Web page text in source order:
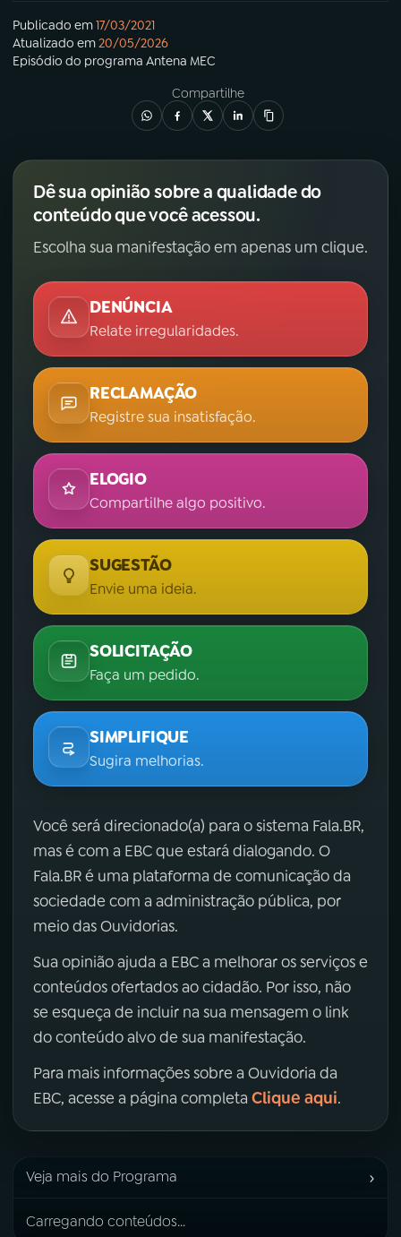
Publicado em17/03/2021
Atualizado em20/05/2026
Episódio do programa Antena MEC
Compartilhe
Dê sua opinião sobre a qualidade do
conteúdo que você acessou.
Escolha sua manifestação em apenas um clique.
DENÚNCIA
Relate irregularidades.
RECLAMAÇÃO
Registre sua insatisfação.
ELOGIO
Compartilhe algo positivo.
SUGESTÃO
Envie uma ideia.
SOLICITAÇÃO
Faça um pedido.
SIMPLIFIQUE
Sugira melhorias.
Você será direcionado(a) para o sistema Fala.BR,
mas é com a EBC que estará dialogando. O
Fala.BR é uma plataforma de comunicação da
sociedade com a administração pública, por
meio das Ouvidorias.
Sua opinião ajuda a EBC a melhorar os serviços e
conteúdos ofertados ao cidadão. Por isso, não
se esqueça de incluir na sua mensagem o link
do conteúdo alvo de sua manifestação.
Para mais informações sobre a Ouvidoria da
EBC, acesse a página completa Clique aqui.
Veja mais do Programa ›
Carregando conteúdos...